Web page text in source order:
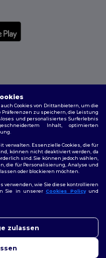
|
|Site Map
Cookies von Drittanbietern, um die
zu speichern, die Leistung
und personalisiertes Surferlebnis
Inhalt, optimierten
verwalten. Essenzielle Cookies, die für
können nicht deaktiviert werden, da
sind. Sie können jedoch wählen,
die für Personalisierung, Analyse und
oder blockieren möchten.
verwenden, wie Sie diese kontrollieren
Sie in unsererCookies Policyund
zulassen
jederzeit kontaktieren.
zu helfen.